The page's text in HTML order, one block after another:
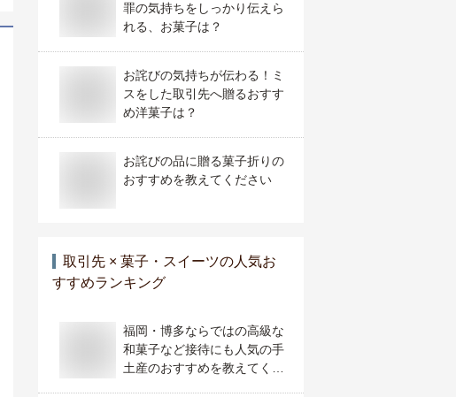
罪の気持ちをしっかり伝えら
れる、お菓子は？
お詫びの気持ちが伝わる！ミ
スをした取引先へ贈るおすす
め洋菓子は？
お詫びの品に贈る菓子折りの
おすすめを教えてください
取引先 × 菓子・スイーツの人気お
すすめランキング
福岡・博多ならではの高級な
和菓子など接待にも人気の手
土産のおすすめを教えてくだ